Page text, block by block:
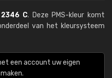
2346 C. Deze PMS-kleur komt
van het kleursysteem
een account uw eigen